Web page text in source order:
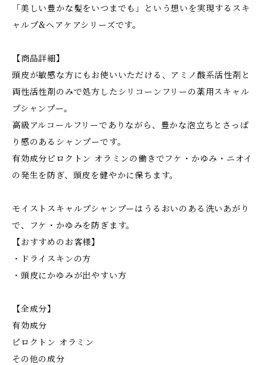
「美しい豊かな髪をいつまでも」という想いを実現するスキ
ャルプ&ヘアケアシリーズです。
【商品詳細】
頭皮が敏感な方にもお使いいただける、アミノ酸系活性剤と
両性活性剤のみで処方したシリコーンフリーの薬用スキャル
プシャンプー。
高級アルコールフリーでありながら、豊かな泡立ちとさっぱ
り感のあるシャンプーです。
有効成分ピロクトン オラミンの働きでフケ・かゆみ・ニオイ
の発生を防ぎ、頭皮を健やかに保ちます。
モイストスキャルプシャンプーはうるおいのある洗いあがり
で、フケ・かゆみを防ぎます。
【おすすめのお客様】
・ドライスキンの方
・頭皮にかゆみが出やすい方
【全成分】
有効成分
ピロクトン オラミン
その他の成分